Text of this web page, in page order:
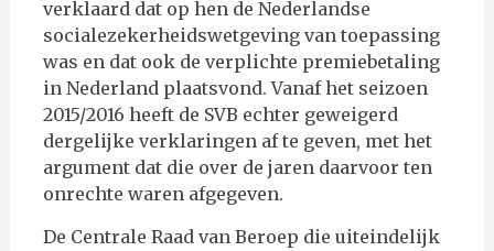
verklaard dat op hen de Nederlandse
socialezekerheidswetgeving van toepassing
was en dat ook de verplichte premiebetaling
in Nederland plaatsvond. Vanaf het seizoen
2015/2016 heeft de SVB echter geweigerd
dergelijke verklaringen af te geven, met het
argument dat die over de jaren daarvoor ten
onrechte waren afgegeven.
De Centrale Raad van Beroep die uiteindelijk